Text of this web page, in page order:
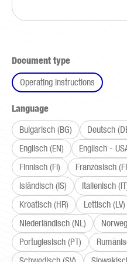
Select
Document type
Operating instructions
Select
Language
Bulgarisch (BG)
Deutsch
Englisch (EN)
Englisch -
Finnisch (FI)
Französisch
Isländisch (IS)
Italienisch
Kroatisch (HR)
Lettisch (LV)
Niederländisch (NL)
Portugiesisch (PT)